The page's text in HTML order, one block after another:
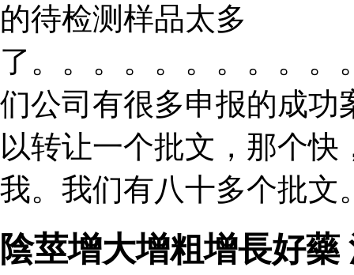
的待检测样品太多
了。。。。。。。。。
们公司有很多申报的成功
以转让一个批文，那个
我。我们有八十多个批文
陰莖增大增粗增長好